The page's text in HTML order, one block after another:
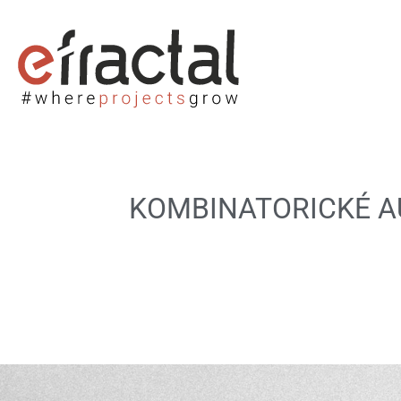
KOMBINATORICKÉ